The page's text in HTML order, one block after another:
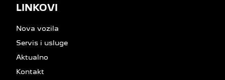
LINKOVI
Nova vozila
Servis i usluge
Aktualno
Kontakt